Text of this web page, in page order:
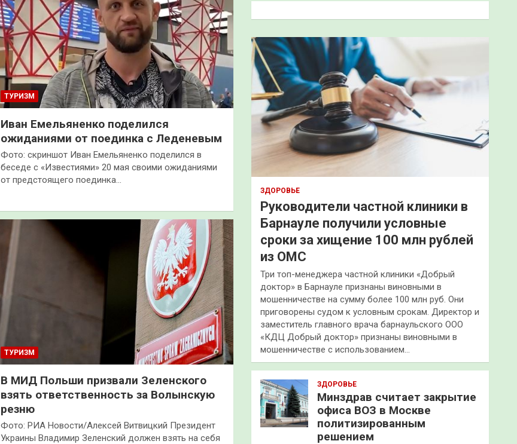
ТУРИЗМ
Иван Емельяненко поделился
ожиданиями от поединка с Леденевым
Фото: скриншот Иван Емельяненко поделился в
беседе с «Известиями» 20 мая своими ожиданиями
от предстоящего поединка…
ТУРИЗМ
В МИД Польши призвали Зеленского
взять ответственность за Волынскую
резню
Фото: РИА Новости/Алексей Витвицкий Президент
Украины Владимир Зеленский должен взять на себя
к
ЗДОРОВЬЕ
Руководители частной клиники в
Барнауле получили условные
сроки за хищение 100 млн рублей
из ОМС
Три топ-менеджера частной клиники «Добрый
доктор» в Барнауле признаны виновными в
мошенничестве на сумму более 100 млн руб. Они
приговорены судом к условным срокам. Директор и
заместитель главного врача барнаульского ООО
«КДЦ Добрый доктор» признаны виновными в
мошенничестве с использованием…
ЗДОРОВЬЕ
Минздрав считает закрытие
офиса ВОЗ в Москве
политизированным
решением